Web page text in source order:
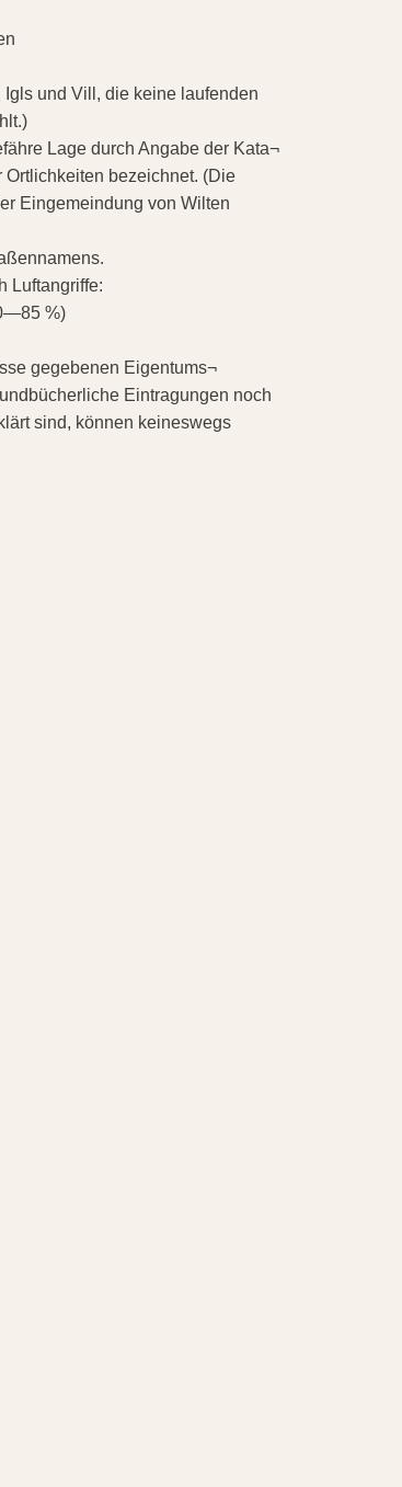
und Vill, die keine laufenden
Lage durch Angabe der Kata¬
bezeichnet. (Die
Eingemeindung von Wilten
Luftangriffe:
%)
gegebenen Eigentums¬
Eintragungen noch
sind, können keineswegs